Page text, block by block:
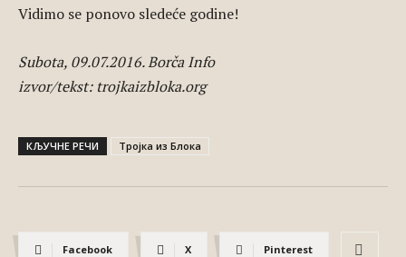
Vidimo se ponovo sledeće godine!
Subota, 09.07.2016. Borča Info
izvor/tekst: trojkaizbloka.org
КЉУЧНЕ РЕЧИ Тројка из Блока
Facebook X Pinterest